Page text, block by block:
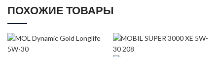
ПОХОЖИЕ ТОВАРЫ